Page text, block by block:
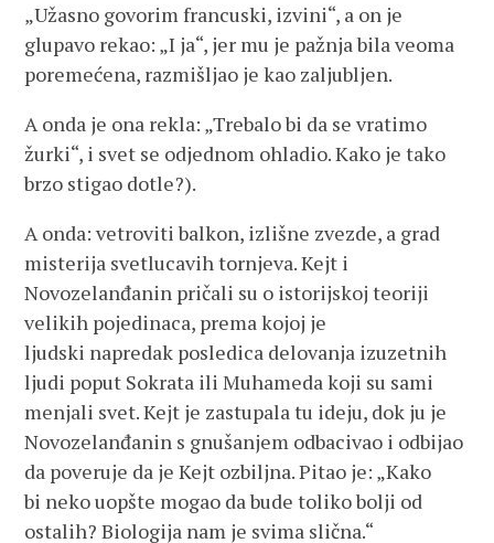
„Užasno govorim francuski, izvini“, a on je
glupavo rekao: „I ja“, jer mu je pažnja bila veoma
poremećena, razmišljao je kao zaljubljen.
A onda je ona rekla: „Trebalo bi da se vratimo
žurki“, i svet se odjednom ohladio. Kako je tako
brzo stigao dotle?).
A onda: vetroviti balkon, izlišne zvezde, a grad
misterija svetlucavih tornjeva. Kejt i
Novozelanđanin pričali su o istorijskoj teoriji
velikih pojedinaca, prema kojoj je
ljudski napredak posledica delovanja izuzetnih
ljudi poput Sokrata ili Muhameda koji su sami
menjali svet. Kejt je zastupala tu ideju, dok ju je
Novozelanđanin s gnušanjem odbacivao i odbijao
da poveruje da je Kejt ozbiljna. Pitao je: „Kako
bi neko uopšte mogao da bude toliko bolji od
ostalih? Biologija nam je svima slična.“